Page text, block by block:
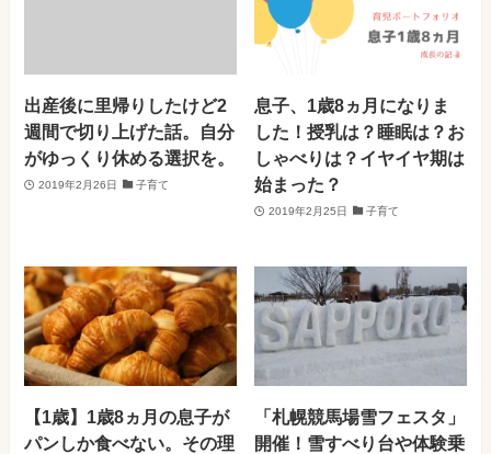
出産後に里帰りしたけど2
週間で切り上げた話。自分
がゆっくり休める選択を。
2019年2月26日 子育て
息子、1歳8ヵ月になりま
した！授乳は？睡眠は？お
しゃべりは？イヤイヤ期は
始まった？
2019年2月25日 子育て
【1歳】1歳8ヵ月の息子が
パンしか食べない。その理
「札幌競馬場雪フェスタ」
開催！雪すべり台や体験乗